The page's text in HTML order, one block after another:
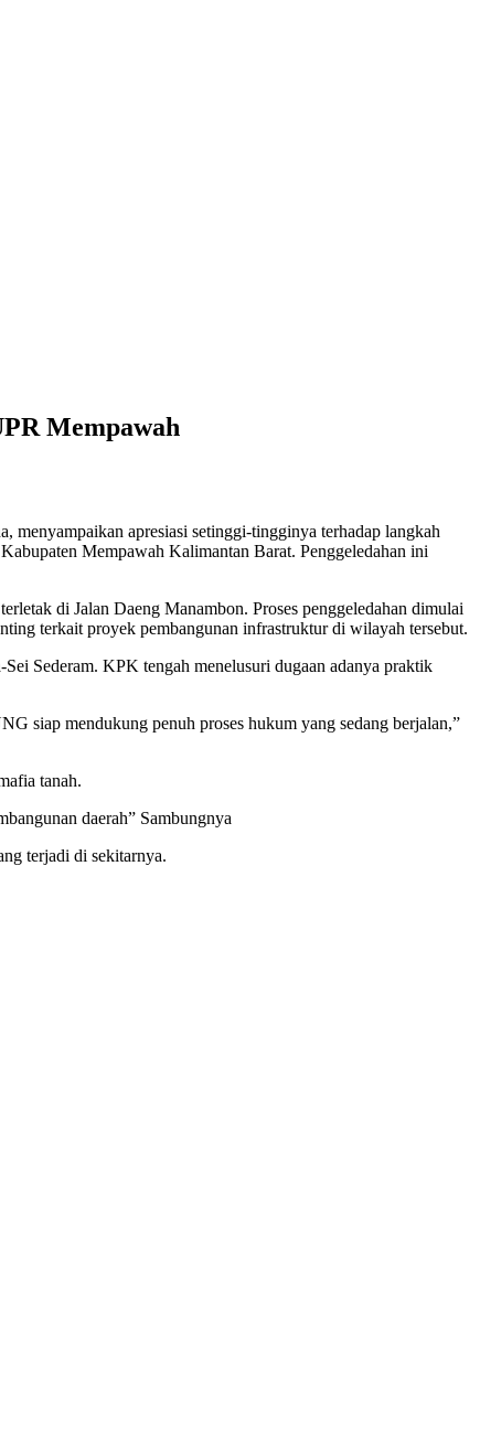
Mempawah
apresiasi setinggi-tingginya terhadap langkah
Mempawah Kalimantan Barat. Penggeledahan ini
di Jalan Daeng Manambon. Proses penggeledahan dimulai
terkait proyek pembangunan infrastruktur di wilayah tersebut.
Sederam. KPK tengah menelusuri dugaan adanya praktik
siap mendukung penuh proses hukum yang sedang berjalan,”
tanah.
daerah” Sambungnya
terjadi di sekitarnya.